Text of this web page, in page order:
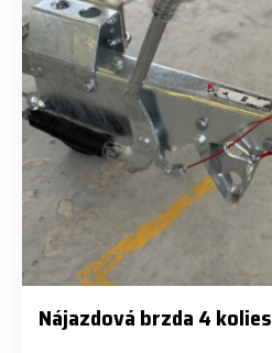
Nájazdová brzda 4 kolies